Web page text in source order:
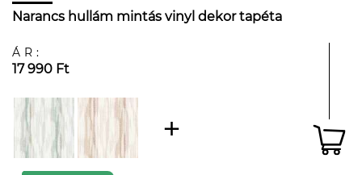
Narancs hullám mintás vinyl dekor tapéta
ÁR:
17 990 Ft